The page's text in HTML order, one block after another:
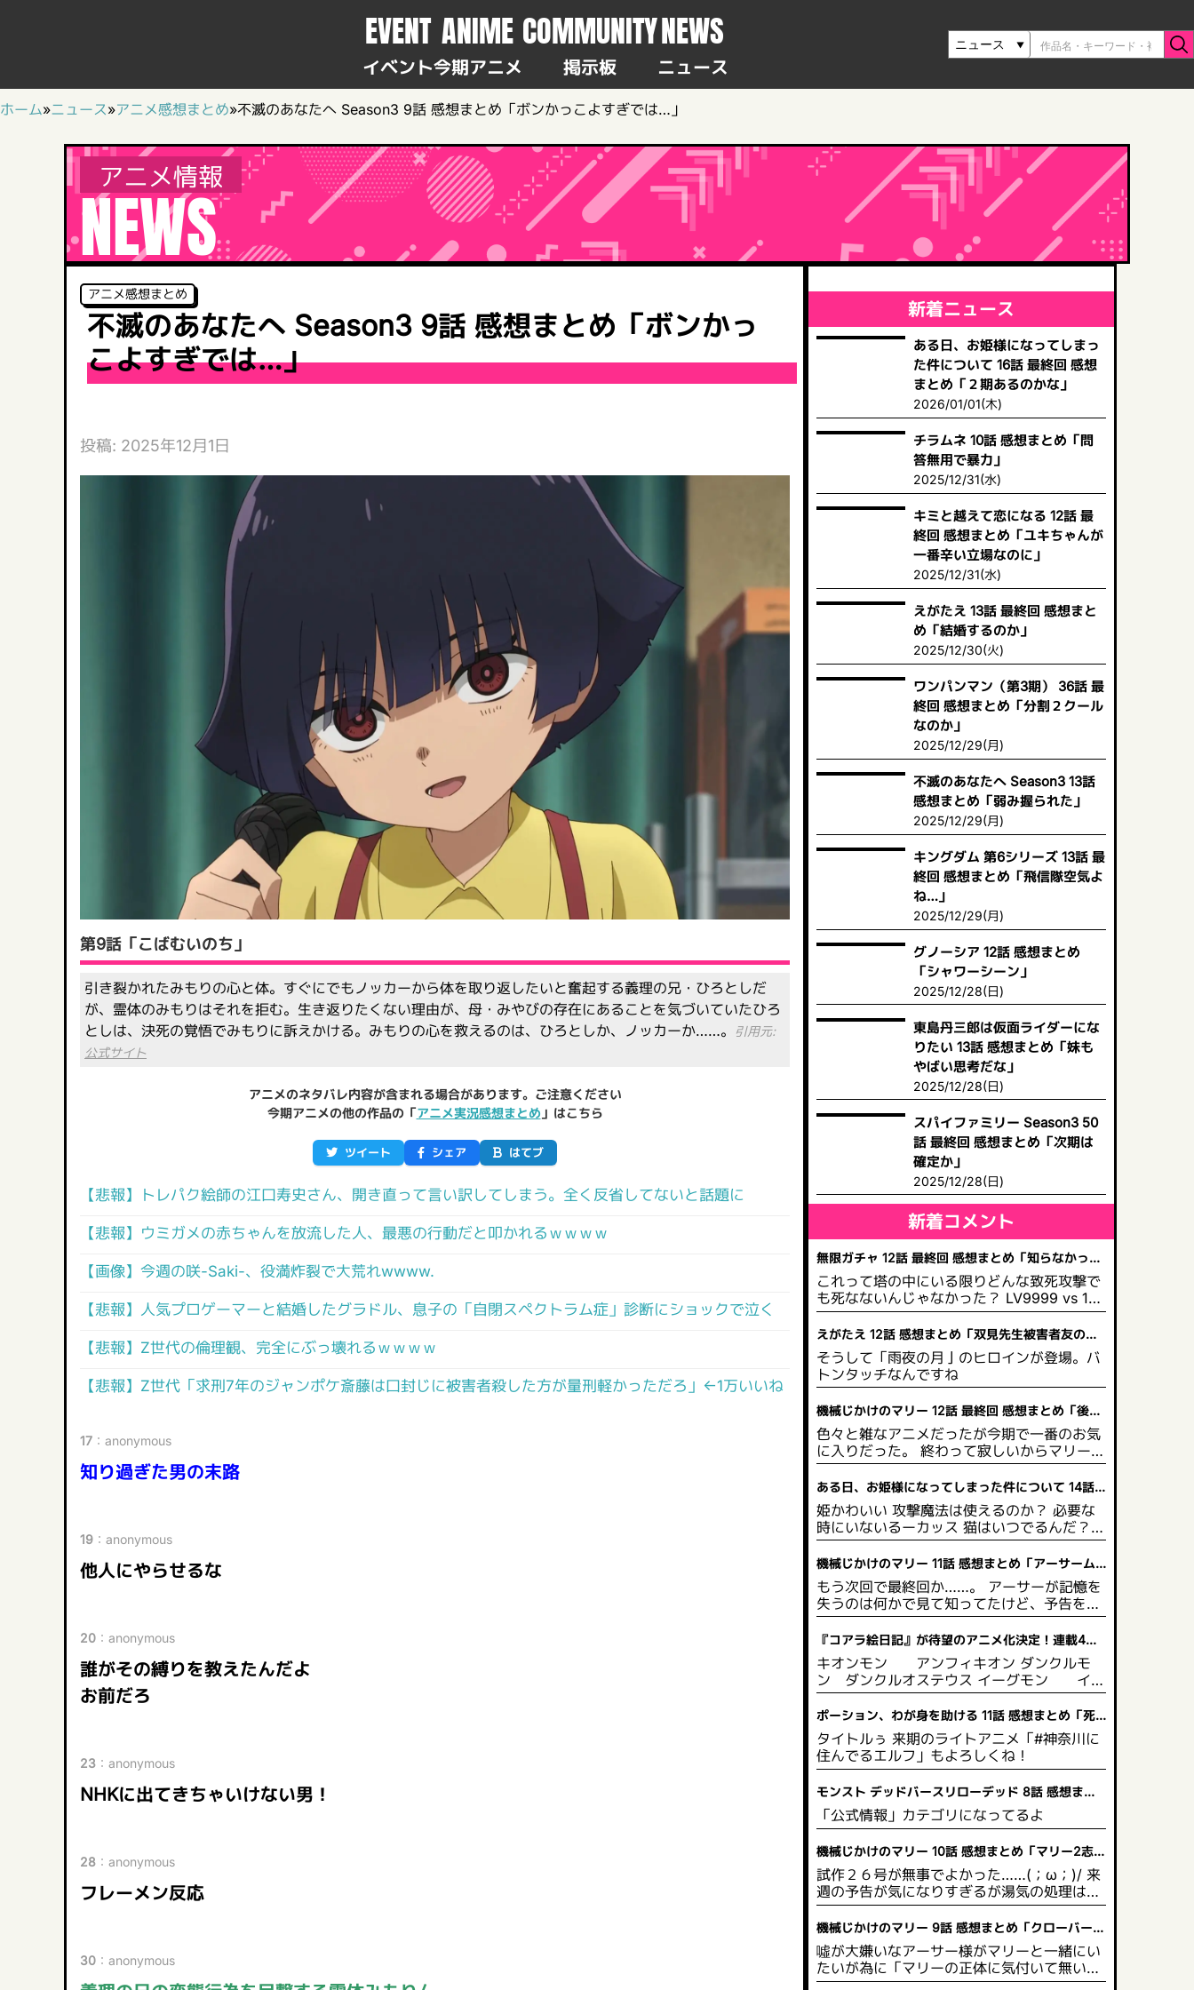
EVENT
イベント
ANIME
今期アニメ
COMMUNITY
掲示板
NEWS
ニュース
ホーム»ニュース»アニメ感想まとめ»不滅のあなたへ Season3 9話 感想まとめ「ボンかっこよすぎでは…」
アニメ情報
NEWS
アニメ感想まとめ
不滅のあなたへ Season3 9話 感想まとめ「ボンかっ
こよすぎでは…」
投稿: 2025年12月1日
第9話「こばむいのち」
引き裂かれたみもりの心と体。すぐにでもノッカーから体を取り返したいと奮起する義理の兄・ひろとしだ
が、霊体のみもりはそれを拒む。生き返りたくない理由が、母・みやびの存在にあることを気づいていたひろ
としは、決死の覚悟でみもりに訴えかける。みもりの心を救えるのは、ひろとしか、ノッカーか……。
引用元:
公式サイト
アニメのネタバレ内容が含まれる場合があります。ご注意ください
今期アニメの他の作品の「アニメ実況感想まとめ 」はこちら
ツイート シェア はてブ
【悲報】トレパク絵師の江口寿史さん、開き直って言い訳してしまう。全く反省してないと話題に
【悲報】ウミガメの赤ちゃんを放流した人、最悪の行動だと叩かれるｗｗｗｗ
【画像】今週の咲-Saki-、役満炸裂で大荒れwwww.
【悲報】人気プロゲーマーと結婚したグラドル、息子の「自閉スペクトラム症」診断にショックで泣く
【悲報】Z世代の倫理観、完全にぶっ壊れるｗｗｗｗ
【悲報】Z世代「求刑7年のジャンポケ斎藤は口封じに被害者殺した方が量刑軽かっただろ」←1万いいね
17 ： anonymous
知り過ぎた男の末路
19 ： anonymous
他人にやらせるな
20 ： anonymous
誰がその縛りを教えたんだよ
お前だろ
23 ： anonymous
NHKに出てきちゃいけない男！
28 ： anonymous
フレーメン反応
30 ： anonymous
新着ニュース
ある日、お姫様になってしまっ
た件について 16話 最終回 感想
まとめ「２期あるのかな」
2026/01/01(木)
チラムネ 10話 感想まとめ「問
答無用で暴力」
2025/12/31(水)
キミと越えて恋になる 12話 最
終回 感想まとめ「ユキちゃんが
一番辛い立場なのに」
2025/12/31(水)
えがたえ 13話 最終回 感想まと
め「結婚するのか」
2025/12/30(火)
ワンパンマン（第3期） 36話 最
終回 感想まとめ「分割２クール
なのか」
2025/12/29(月)
不滅のあなたへ Season3 13話
感想まとめ「弱み握られた」
2025/12/29(月)
キングダム 第6シリーズ 13話 最
終回 感想まとめ「飛信隊空気よ
ね…」
2025/12/29(月)
グノーシア 12話 感想まとめ
「シャワーシーン」
2025/12/28(日)
東島丹三郎は仮面ライダーにな
りたい 13話 感想まとめ「妹も
やばい思考だな」
2025/12/28(日)
スパイファミリー Season3 50
話 最終回 感想まとめ「次期は
確定か」
2025/12/28(日)
新着コメント
無限ガチャ 12話 最終回 感想まとめ「知らなかった
のか？大魔王からは逃げられない」
これって塔の中にいる限りどんな致死攻撃で
も死なないんじゃなかった？ LV9999 vs 100
0未満なら素手攻撃一回、秒で終わらせられ
たでしょ それを相手が折れるまで素手攻撃を
一度ずつ繰り返す 塔の魔力で決して絶命でき
ないわけで まあ1クールの尺や演出のためっ
てのはわかるが
えがたえ 12話 感想まとめ「双見先生被害者友の
会」
そうして「雨夜の月亅のヒロインが登場。バ
トンタッチなんですね
機械じかけのマリー 12話 最終回 感想まとめ「後方
彼氏面してるマリー2」
色々と雑なアニメだったが今期で一番のお気
に入りだった。 終わって寂しいからマリーの
単行本を買っちゃおうかな……(´；ω；`)/
ある日、お姫様になってしまった件について 14話
感想まとめ「姫なのに一文無しとは」
姫かわいい 攻撃魔法は使えるのか？ 必要な
時にいないるーカッス 猫はいつでるんだ？
はなざーママ、エッチな女王だった。踊り子
ではなｋった
機械じかけのマリー 11話 感想まとめ「アーサーム
キムキやな」
もう次回で最終回か……。 アーサーが記憶を
失うのは何かで見て知ってたけど、予告を見
て「風呂場の石鹸で滑って頭を打つ安直な展
開」を予想してゴメンね(´；ω；`)/
『コアラ絵日記』が待望のアニメ化決定！連載4周
年の記念日に発表された心温まるニュース
キオンモン アンフィキオン ダンクルモ
ン ダンクルオステウス イーグモン イー
グル
ポーション、わが身を助ける 11話 感想まとめ「死
人が出るアニメだった」
タイトルぅ 来期のライトアニメ「#神奈川に
住んでるエルフ」もよろしくね！
モンスト デッドバースリローデッド 8話 感想まと
め「お前がモンスターになるんだよ」
「公式情報」カテゴリになってるよ
機械じかけのマリー 10話 感想まとめ「マリー2志村
けんネタまでやれるのか」
試作２６号が無事でよかった……(；ω；)/ 来
週の予告が気になりすぎるが湯気の処理はDV
Dでは薄くなったりするのだろうか？
機械じかけのマリー 9話 感想まとめ「クローバーア
レルギー…？」
噓が大嫌いなアーサー様がマリーと一緒にい
たいが為に「マリーの正体に気付いて無い」
という嘘をつくのね。 東山と小清水のロボ演